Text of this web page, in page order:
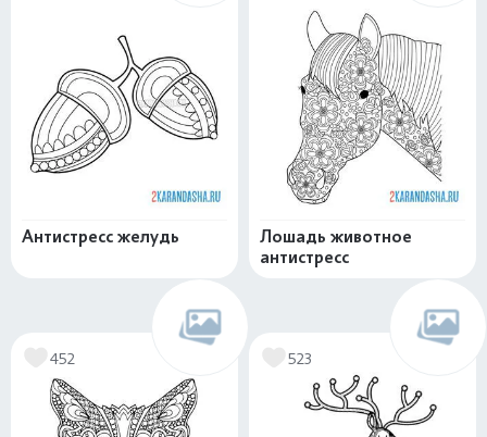
Антистресс желудь
Лошадь животное
антистресс
452 523